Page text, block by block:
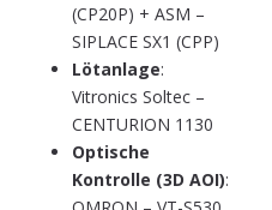
(CP20P) + ASM –
SIPLACE SX1 (CPP)
Lötanlage:
Vitronics Soltec –
CENTURION 1130
Optische
Kontrolle (3D AOI):